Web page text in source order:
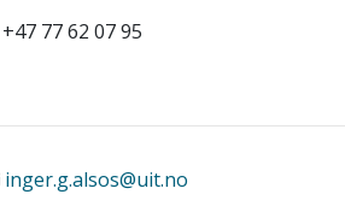
+47 77 62 07 95
inger.g.alsos@uit.no